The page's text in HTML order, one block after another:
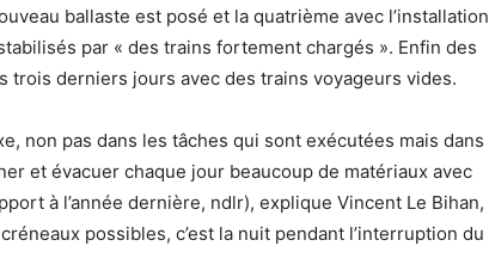
ballaste est posé et la quatrième avec l’installation
par « des trains fortement chargés ». Enfin des
trois derniers jours avec des trains voyageurs vides.
non pas dans les tâches qui sont exécutées mais dans
et évacuer chaque jour beaucoup de matériaux avec
à l’année dernière, ndlr), explique Vincent Le Bihan,
possibles, c’est la nuit pendant l’interruption du